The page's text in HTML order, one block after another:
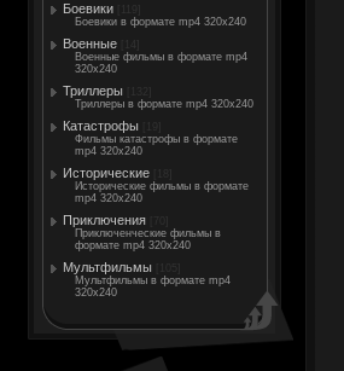
Боевики
Боевики в формате mp4 320x240
Военные
Военные фильмы в формате mp4
320x240
Триллеры
Триллеры в формате mp4 320x240
Катастрофы
Фильмы катастрофы в формате
mp4 320x240
Исторические
Исторические фильмы в формате
mp4 320x240
Приключения
Приключенческие фильмы в
формате mp4 320x240
Мультфильмы
Мультфильмы в формате mp4
320x240